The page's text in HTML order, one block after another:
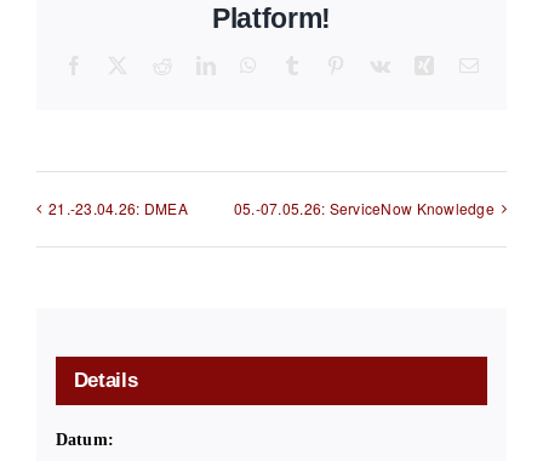
Platform!
Facebook RedditLinkedInWhatsApp
Tumblr Pinterest
Vk XingE-
21.-23.04.26: DMEA 05.-07.05.26: ServiceNow Knowledge
Details
Datum: